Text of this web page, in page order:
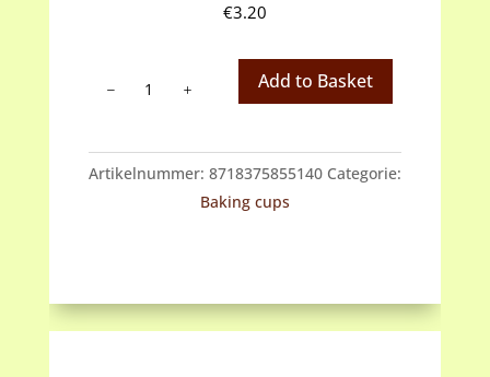
€3.20
blauw
Add to Basket
Artikelnummer: 8718375855140 Categorie:
Baking cups